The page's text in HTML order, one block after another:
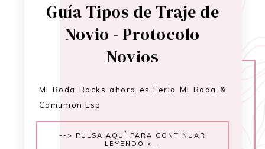
Guía Tipos de Traje de
Novio - Protocolo
Novios
Mi Boda Rocks ahora es Feria Mi Boda &
Comunion Esp
--> PULSA AQUÍ PARA CONTINUAR
LEYENDO <--